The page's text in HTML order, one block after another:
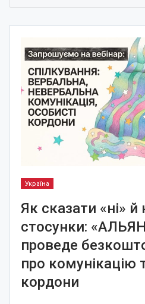
Україна
Як сказати «ні» й
стосунки:
проведе
про комунікацію
кордони